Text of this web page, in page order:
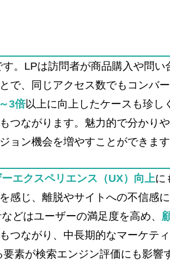
す。LPは訪問者が商品購入や問い
で、同じアクセス数でもコンバ
3倍以上に向上したケースも珍し
つながります。魅力的で分かり
ョン機会を増やすことができます
エクスペリエンス（UX）向上に
感じ、離脱やサイトへの不信感
どはユーザーの満足度を高め、
ながり、中長期的なマーケティ
素が検索エンジン評価にも影響